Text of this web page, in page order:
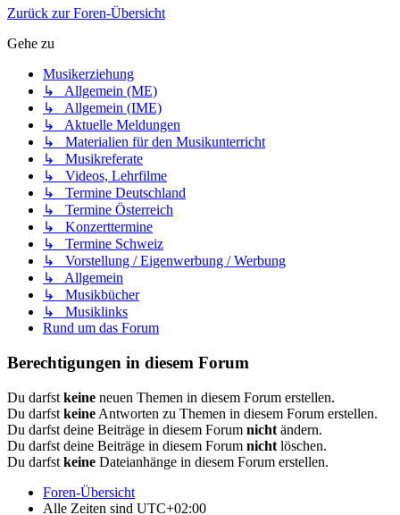
Zurück zur Foren-Übersicht
Gehe zu
Musikerziehung
↳ Allgemein (ME)
↳ Allgemein (IME)
↳ Aktuelle Meldungen
↳ Materialien für den Musikunterricht
↳ Musikreferate
↳ Videos, Lehrfilme
↳ Termine Deutschland
↳ Termine Österreich
↳ Konzerttermine
↳ Termine Schweiz
↳ Vorstellung / Eigenwerbung / Werbung
↳ Allgemein
↳ Musikbücher
↳ Musiklinks
Rund um das Forum
Berechtigungen in diesem Forum
Du darfst keine neuen Themen in diesem Forum erstellen.
Du darfst keine Antworten zu Themen in diesem Forum erstellen.
Du darfst deine Beiträge in diesem Forum nicht ändern.
Du darfst deine Beiträge in diesem Forum nicht löschen.
Du darfst keine Dateianhänge in diesem Forum erstellen.
Foren-Übersicht
Alle Zeiten sind UTC+02:00